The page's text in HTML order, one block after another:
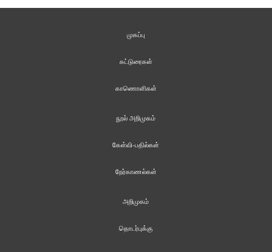
முகப்பு
கட்டுரைகள்
காணொளிகள்
நூல் அறிமுகம்
கேள்வி-பதில்கள்
நேர்காணல்கள்
அறிமுகம்
தொடர்புக்கு